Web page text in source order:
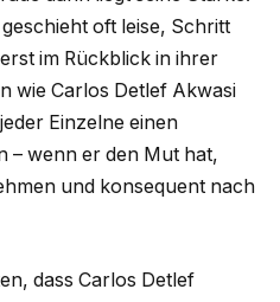
oft leise, Schritt
im Rückblick in ihrer
wie Carlos Detlef Akwasi
Einzelne einen
– wenn er den Mut hat,
und konsequent nach
dass Carlos Detlef